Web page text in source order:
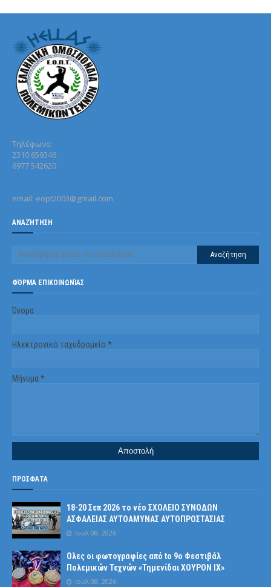
Τηλέφωνo:
2310 659346
6977 542620
email: eopt2003@gmail.com
ΑΝΑΖΉΤΗΣΗ
ΦΌΡΜΑ ΕΠΙΚΟΙΝΩΝΊΑΣ
Όνομα
Ηλεκτρονικό ταχυδρομείο *
Μήνυμα*
ΠΡΟΣΦΑΤΑ
18-20 Σεπ 2026 το νέο ΣΧΟΛΕΙΟ ΣΥΝΟΔΩΝ
ΑΣΦΑΛΕΙΑΣ ΑΥΤΟΑΜΥΝΑΣ ΑΥΤΟΠΡΟΣΤΑΣΙΑΣ
Ιουλ 08, 2026
Ολες οι φωτογραφίες από tο 9ο Φεστιβάλ
Πολεμικών Τεχνών «Τημενίδαι ΧΟΥΡΟΝ ΙΧ»
Ιουλ 08, 2026